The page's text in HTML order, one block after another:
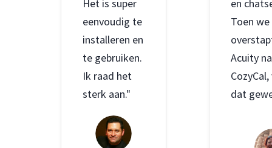
Het is super
eenvoudig te
installeren en
te gebruiken.
Ik raad het
sterk aan."
en
Toen we
Acuity
dat